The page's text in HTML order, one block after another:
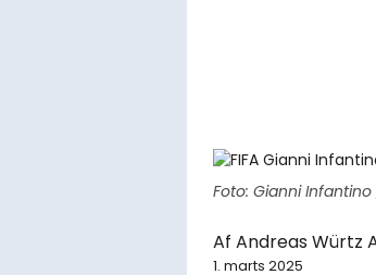
Foto: Gianni
Af Andreas Würtz
1. marts 2025